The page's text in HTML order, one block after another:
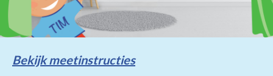
Bekijk meetinstructies